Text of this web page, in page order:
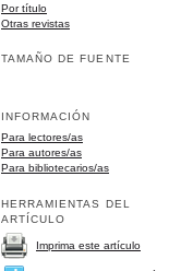
Por título
Otras revistas
TAMAÑO DE FUENTE
INFORMACIÓN
Para lectores/as
Para autores/as
Para bibliotecarios/as
HERRAMIENTAS DEL
ARTÍCULO
Imprima este artículo